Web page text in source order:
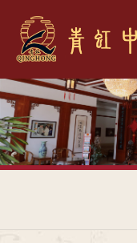
首
页
于
我
青
虹
患